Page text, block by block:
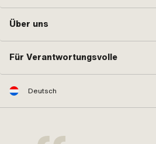
Über uns
Für Verantwortungsvolle
Deutsch